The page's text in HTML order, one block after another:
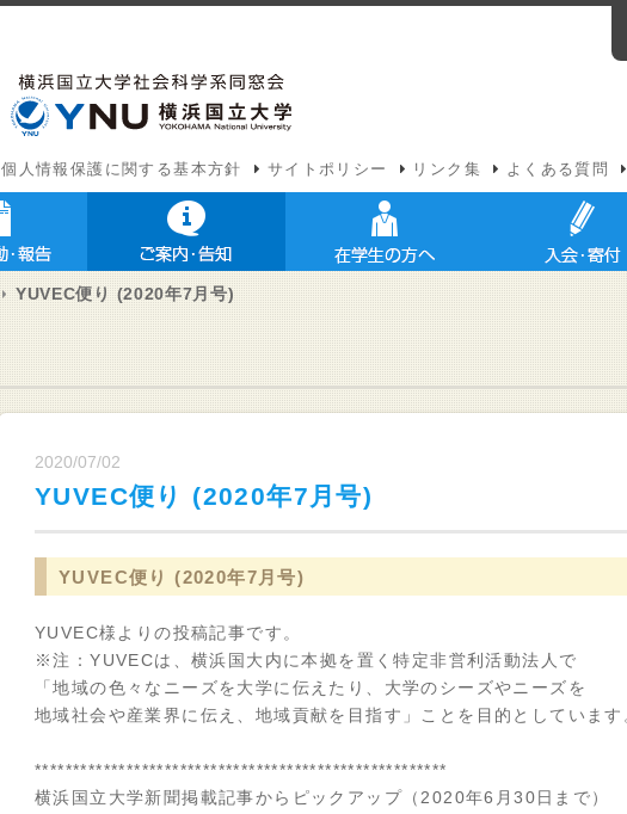
個人情報保護に関する基本方針 サイトポリシー リンク集 よくある質問
YUVEC便り (2020年7月号)
2020/07/02
YUVEC便り (2020年7月号)
YUVEC便り (2020年7月号)
YUVEC様よりの投稿記事です。
※注：YUVECは、横浜国大内に本拠を置く特定非営利活動法人で
「地域の色々なニーズを大学に伝えたり、大学のシーズやニーズを
地域社会や産業界に伝え、地域貢献を目指す」ことを目的としています
******************************************************
横浜国立大学新聞掲載記事からピックアップ（2020年6月30日まで）